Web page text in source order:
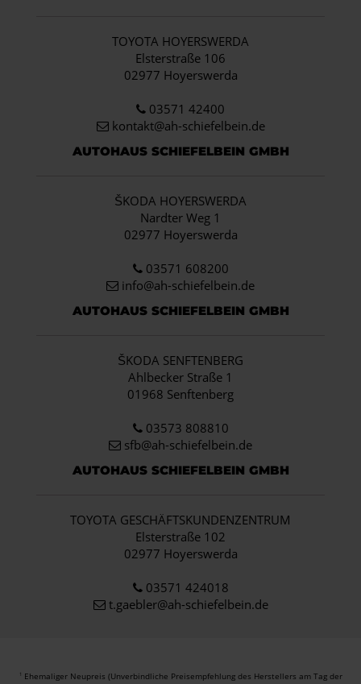
TOYOTA HOYERSWERDA
Elsterstraße 106
02977 Hoyerswerda
03571 42400
kontakt@ah-schiefelbein.de
AUTOHAUS SCHIEFELBEIN GMBH
ŠKODA HOYERSWERDA
Nardter Weg 1
02977 Hoyerswerda
03571 608200
info@ah-schiefelbein.de
AUTOHAUS SCHIEFELBEIN GMBH
ŠKODA SENFTENBERG
Ahlbecker Straße 1
01968 Senftenberg
03573 808810
sfb@ah-schiefelbein.de
AUTOHAUS SCHIEFELBEIN GMBH
TOYOTA GESCHÄFTSKUNDENZENTRUM
Elsterstraße 102
02977 Hoyerswerda
03571 424018
t.gaebler@ah-schiefelbein.de
1 Ehemaliger Neupreis (Unverbindliche Preisempfehlung des Herstellers am Tag der